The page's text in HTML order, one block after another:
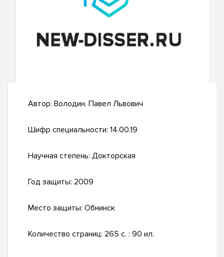
Автор: Володин, Павел Львович
Шифр специальности: 14.00.19
Научная степень: Докторская
Год защиты: 2009
Место защиты: Обнинск
Количество страниц: 265 с. : 90 ил.